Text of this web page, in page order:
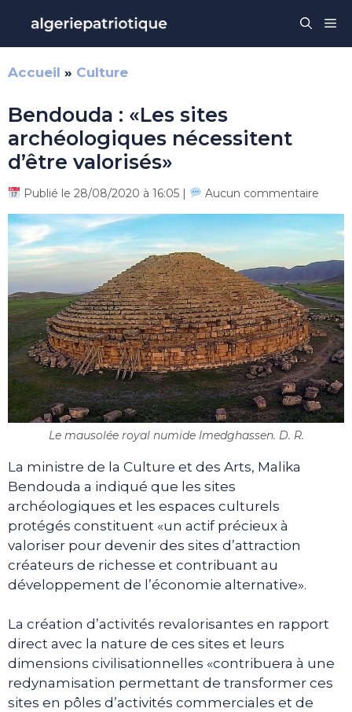
contenu
Accueil » Culture
Bendouda : «Les sites
archéologiques nécessitent
d’être valorisés»
Publié le 28/08/2020 à 16:05 | Aucun commentaire
Le mausolée royal numide Imedghassen. D. R.
La ministre de la Culture et des Arts, Malika
Bendouda a indiqué que les sites
archéologiques et les espaces culturels
protégés constituent «un actif précieux à
valoriser pour devenir des sites d’attraction
créateurs de richesse et contribuant au
développement de l’économie alternative».
La création d’activités revalorisantes en rapport
direct avec la nature de ces sites et leurs
dimensions civilisationnelles «contribuera à une
redynamisation permettant de transformer ces
sites en pôles d’activités commerciales et de